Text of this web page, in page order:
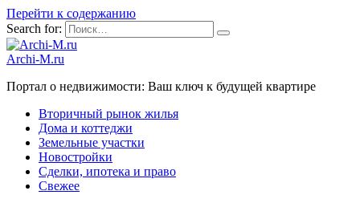
Перейти к содержанию
Search for:
Archi-M.ru
Портал о недвижимости: Ваш ключ к будущей квартире
Вторичный рынок жилья
Дома и коттеджи
Земельные участки
Новостройки
Сделки, ипотека и право
Свежее